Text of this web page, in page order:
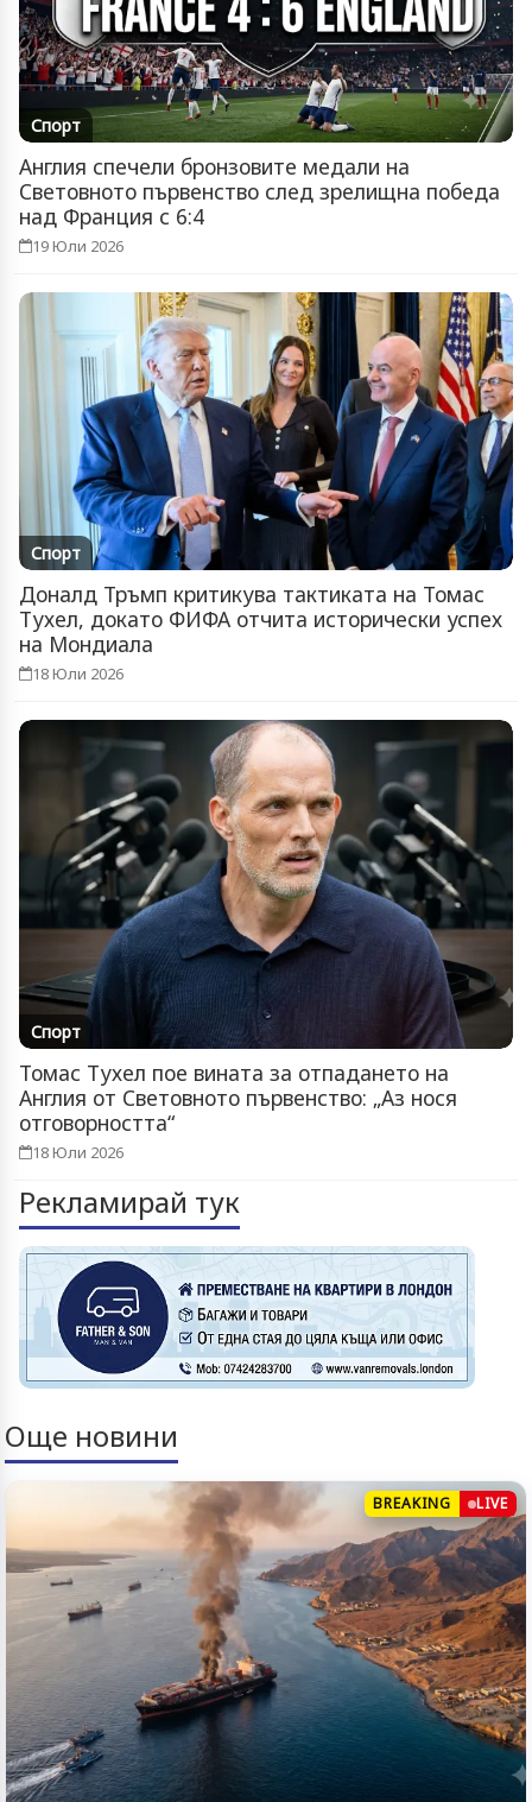
Спорт
Англия спечели бронзовите медали на
Световното първенство след зрелищна победа
над Франция с 6:4
19 Юли 2026
Спорт
Доналд Тръмп критикува тактиката на Томас
Тухел, докато ФИФА отчита исторически успех
на Мондиала
18 Юли 2026
Спорт
Томас Тухел пое вината за отпадането на
Англия от Световното първенство: „Аз нося
отговорността“
18 Юли 2026
Рекламирай тук
Още новини
BREAKING LIVE